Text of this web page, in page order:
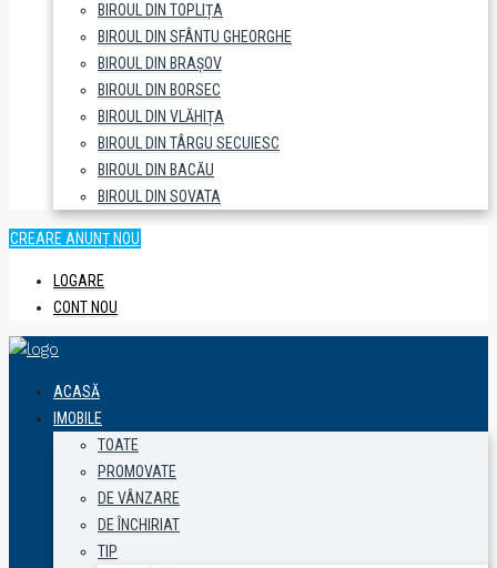
BIROUL DIN TOPLIȚA
BIROUL DIN SFÂNTU GHEORGHE
BIROUL DIN BRAȘOV
BIROUL DIN BORSEC
BIROUL DIN VLĂHIȚA
BIROUL DIN TÂRGU SECUIESC
BIROUL DIN BACĂU
BIROUL DIN SOVATA
CREARE ANUNȚ NOU
LOGARE
CONT NOU
ACASĂ
IMOBILE
TOATE
PROMOVATE
DE VÂNZARE
DE ÎNCHIRIAT
TIP